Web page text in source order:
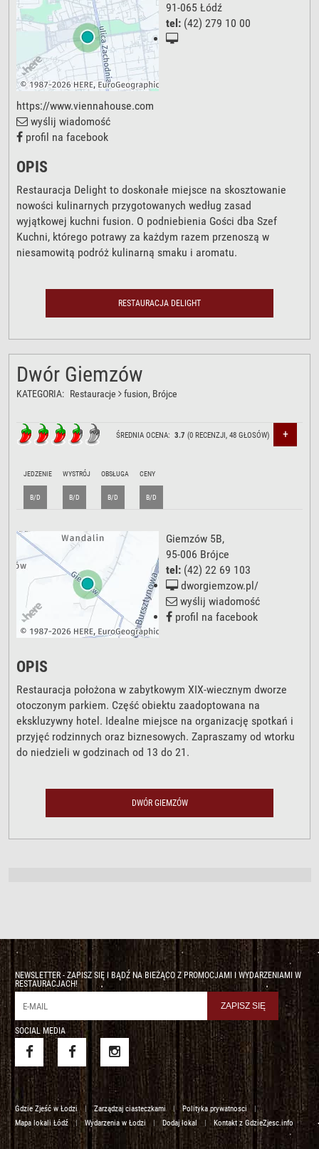
91-065 Łódź
tel: (42) 279 10 00
https://www.viennahouse.com
wyślij wiadomość
profil na facebook
OPIS
Restauracja Delight to doskonałe miejsce na skosztowanie
nowości kulinarnych przygotowanych według zasad
wyjątkowej kuchni fusion. O podniebienia Gości dba Szef
Kuchni, którego potrawy za każdym razem przenoszą w
niesamowitą podróż kulinarną smaku i aromatu.
RESTAURACJA DELIGHT
Dwór Giemzów
KATEGORIA: Restauracje fusion, Brójce
ŚREDNIA OCENA:3.7 (0 RECENZJI,48 GŁOSÓW) +
JEDZENIE
B/D
WYSTRÓJ
B/D
OBSŁUGA
B/D
CENY
B/D
Giemzów 5B,
95-006 Brójce
tel: (42) 22 69 103
dworgiemzow.pl/
wyślij wiadomość
profil na facebook
OPIS
Restauracja położona w zabytkowym XIX-wiecznym dworze
otoczonym parkiem. Część obiektu zaadoptowana na
ekskluzywny hotel. Idealne miejsce na organizację spotkań i
przyjęć rodzinnych oraz biznesowych. Zapraszamy od wtorku
do niedzieli w godzinach od 13 do 21.
DWÓR GIEMZÓW
NEWSLETTER - ZAPISZ SIĘ I BĄDŹ NA BIEŻĄCO Z PROMOCJAMI I WYDARZENIAMI W
RESTAURACJACH!
SOCIAL MEDIA
Gdzie Zjeść w Łodzi | Zarządzaj ciasteczkami | Polityka prywatnosci
|
Mapa lokali Łódź
| Wydarzenia w Łodzi | Dodaj lokal | Kontakt z GdzieZjesc.info